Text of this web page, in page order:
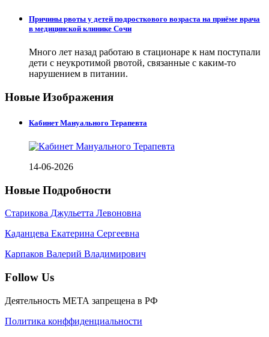
Причины рвоты у детей подросткового возраста на приёме врача
в медицинской клинике Сочи
Много лет назад работаю в стационаре к нам поступали
дети с неукротимой рвотой, связанные с каким-то
нарушением в питании.
Новые Изображения
Кабинет Мануального Терапевта
14-06-2026
Новые Подробности
Старикова Джульетта Левоновна
Каданцева Екатерина Сергеевна
Карпаков Валерий Владимирович
Follow Us
Деятельность МЕТА запрещена в РФ
Политика конффиденциальности